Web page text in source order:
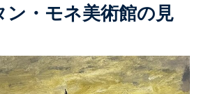
ン・モネ美術館の見